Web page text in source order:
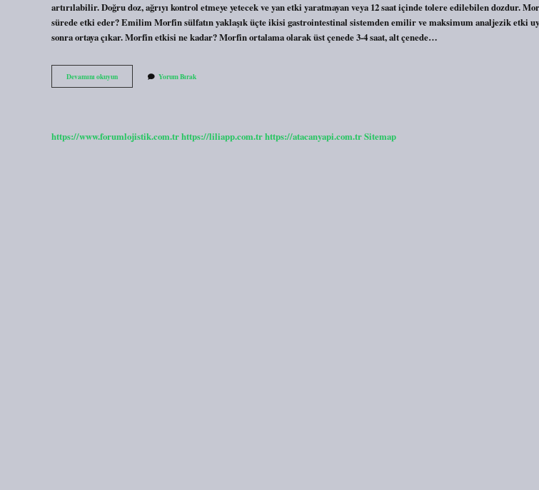
artırılabilir. Doğru doz, ağrıyı kontrol etmeye yetecek ve yan etki yaratmayan veya 12 saat içinde tolere edilebilen dozdur.
sürede etki eder? Emilim Morfin sülfatın yaklaşık üçte ikisi gastrointestinal sistemden emilir ve maksimum analjezik etki
sonra ortaya çıkar. Morfin etkisi ne kadar? Morfin ortalama olarak üst çenede 3-4 saat, alt çenede…
Devamını okuyunMorfia
Ne
Yorum Bırak
https://www.forumlojistik.com.trhttps://liliapp.com.trhttps://atacanyapi.com.trSitemap